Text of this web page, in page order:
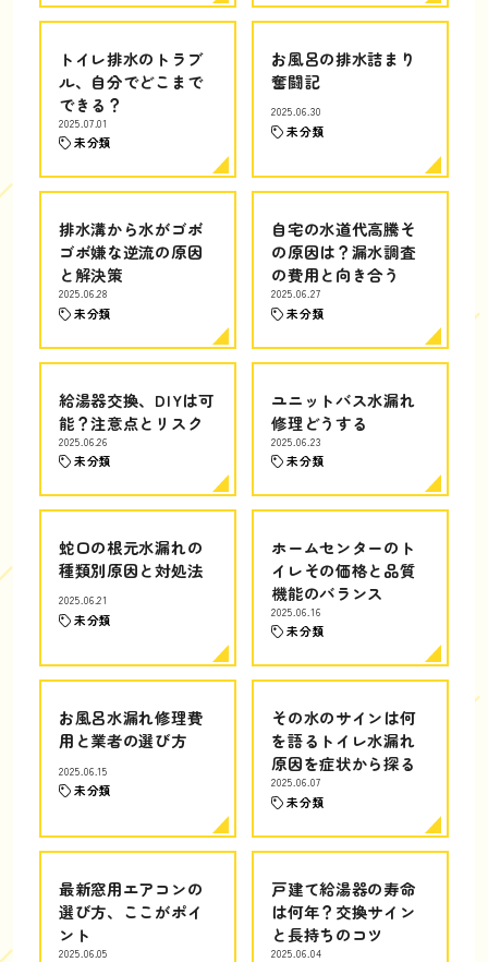
トイレ排水のトラブ
ル、自分でどこまで
できる？
2025.07.01
未分類
お風呂の排水詰まり
奮闘記
2025.06.30
未分類
排水溝から水がゴボ
ゴボ嫌な逆流の原因
と解決策
2025.06.28
未分類
自宅の水道代高騰そ
の原因は？漏水調査
の費用と向き合う
2025.06.27
未分類
給湯器交換、DIYは可
能？注意点とリスク
2025.06.26
未分類
ユニットバス水漏れ
修理どうする
2025.06.23
未分類
蛇口の根元水漏れの
種類別原因と対処法
2025.06.21
未分類
ホームセンターのト
イレその価格と品質
機能のバランス
2025.06.16
未分類
お風呂水漏れ修理費
用と業者の選び方
2025.06.15
未分類
その水のサインは何
を語るトイレ水漏れ
原因を症状から探る
2025.06.07
未分類
最新窓用エアコンの
選び方、ここがポイ
ント
2025.06.05
戸建て給湯器の寿命
は何年？交換サイン
と長持ちのコツ
2025.06.04